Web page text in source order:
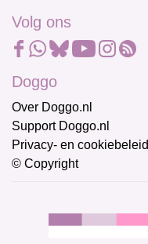
Volg ons
Doggo
Over Doggo.nl
Support Doggo.nl
Privacy- en cookiebeleid
© Copyright